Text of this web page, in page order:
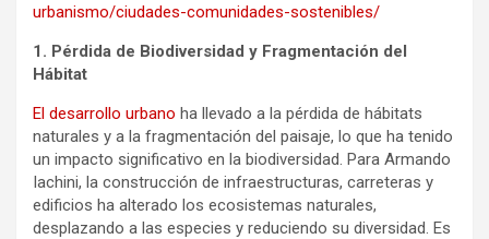
urbanismo/ciudades-comunidades-sostenibles/
1. Pérdida de Biodiversidad y Fragmentación del
Hábitat
El desarrollo urbano ha llevado a la pérdida de hábitats
naturales y a la fragmentación del paisaje, lo que ha tenido
un impacto significativo en la biodiversidad. Para Armando
Iachini, la construcción de infraestructuras, carreteras y
edificios ha alterado los ecosistemas naturales,
desplazando a las especies y reduciendo su diversidad. Es